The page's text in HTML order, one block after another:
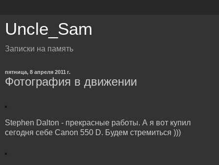
Uncle_Sam
Записки на память
пятница, 8 апреля 2011 г.
Фотография в движении
Stephen Dalton - прекрасные работы. А я вот купил
сегодня себе Canon 550 D. Будем стремиться )))